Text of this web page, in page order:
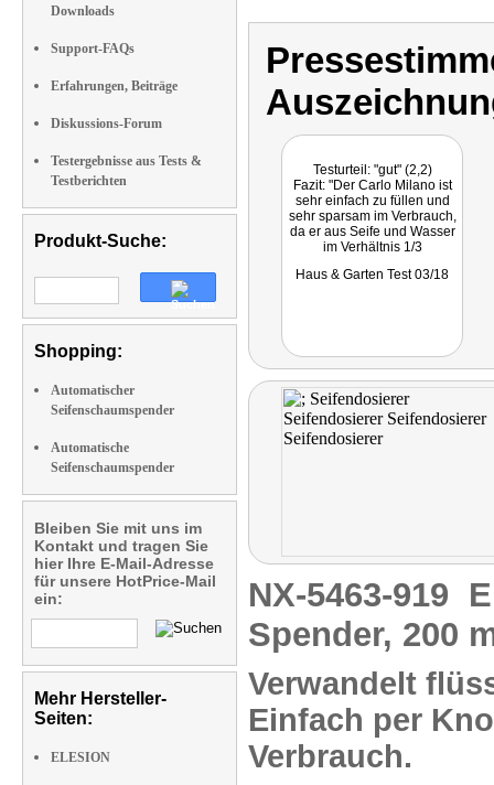
Downloads
Support-FAQs
Erfahrungen, Beiträge
Diskussions-Forum
Testergebnisse aus Tests &
Testberichten
Produkt-Suche:
Shopping:
Automatischer
Seifenschaumspender
Automatische
Seifenschaumspender
Bleiben Sie mit uns im
Kontakt und tragen Sie
hier Ihre E-Mail-Adresse
für unsere HotPrice-Mail
ein:
Mehr Hersteller-
Seiten:
ELESION
Testurteil: "gut" (2,2)
Fazit: "Der Carlo Milano ist
sehr einfach zu füllen und
sehr sparsam im Verbrauch,
da er aus Seife und Wasser
im Verhältnis 1/3
Haus & Garten Test 03/18
NX-5463-919
Spender, 200
Verwandelt
Einfach per
Verbrauch.